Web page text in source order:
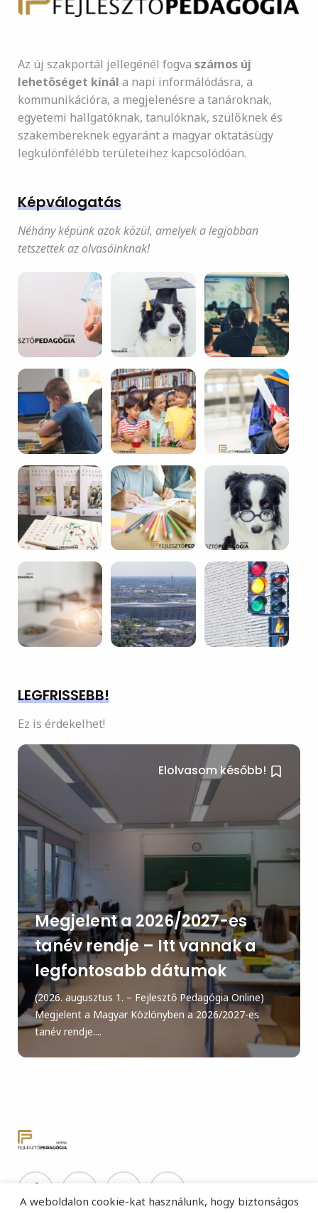
Az új szakportál jellegénél fogva számos új
lehetőséget kínál a napi informálódásra, a
kommunikációra, a megjelenésre a tanároknak,
egyetemi hallgatóknak, tanulóknak, szülőknek és
szakembereknek egyaránt a magyar oktatásügy
legkülönfélébb területeihez kapcsolódóan.
Képválogatás
Néhány képünk azok közül, amelyek a legjobban
tetszettek az olvasóinknak!
LEGFRISSEBB!
Ez is érdekelhet!
Elolvasom később!
Megjelent a 2026/2027-es
tanév rendje – Itt vannak a
legfontosabb dátumok
(2026. augusztus 1. – Fejlesztő Pedagógia Online)
Megjelent a Magyar Közlönyben a 2026/2027-es
tanév rendje....
A weboldalon cookie-kat használunk, hogy biztonságos